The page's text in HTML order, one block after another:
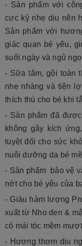
- Sản phẩm với
cực kỳ nhẹ dịu nên
Sản phẩm với
giác quan bé yêu,
suốt ngày và ngủ
- Sữa tắm, gội toàn
nhẹ nhàng và tiện
thích thú cho bé khi
- Sản phẩm đã
không gây kích
tuyệt đối cho sức
nuôi dưỡng da bé
- Sản phẩm bảo vệ
nớt cho bé yêu của
- Giàu hàm lượng
xuất từ Nho den &
có mái tóc mềm
- Hương thơm dịu